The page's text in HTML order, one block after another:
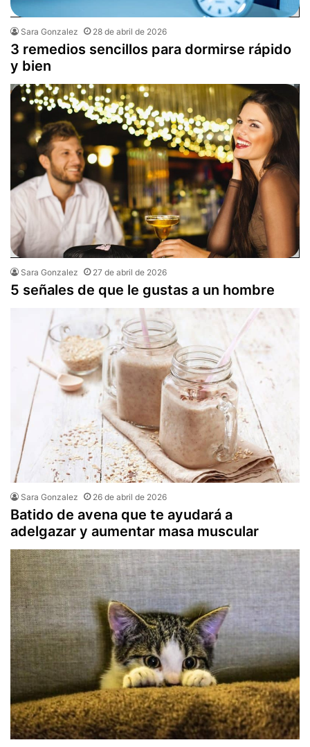
Sara Gonzalez 28 de abril de 2026
3 remedios sencillos para dormirse rápido
y bien
Sara Gonzalez 27 de abril de 2026
5 señales de que le gustas a un hombre
Sara Gonzalez 26 de abril de 2026
Batido de avena que te ayudará a
adelgazar y aumentar masa muscular